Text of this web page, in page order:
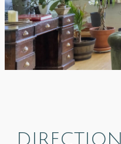
DIRECTION